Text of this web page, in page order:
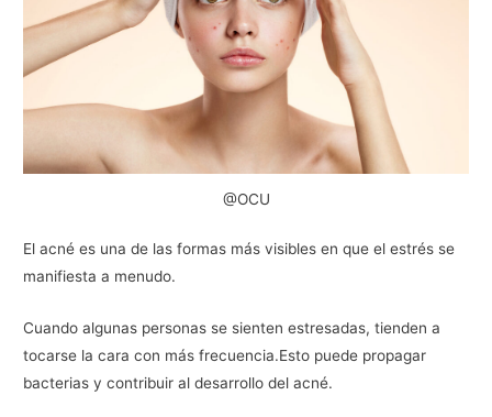
@OCU
El acné es una de las formas más visibles en que el estrés se
manifiesta a menudo.
Cuando algunas personas se sienten estresadas, tienden a
tocarse la cara con más frecuencia.Esto puede propagar
bacterias y contribuir al desarrollo del acné.